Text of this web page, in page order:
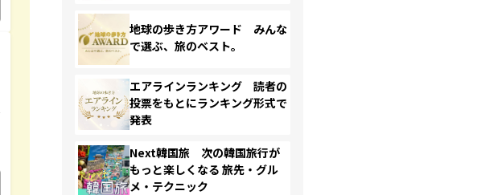
地球の歩き方アワード みんな
で選ぶ、旅のベスト。
エアラインランキング 読者の
投票をもとにランキング形式で
発表
Next韓国旅 次の韓国旅行が
もっと楽しくなる 旅先・グル
メ・テクニック